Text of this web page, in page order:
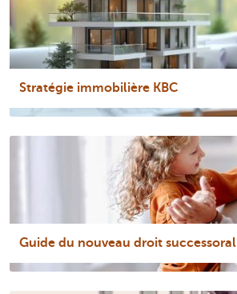
Stratégie immobilière KBC
Guide du nouveau droit successoral